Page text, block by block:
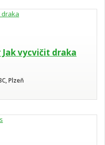
vycvičit draka
Plzeň